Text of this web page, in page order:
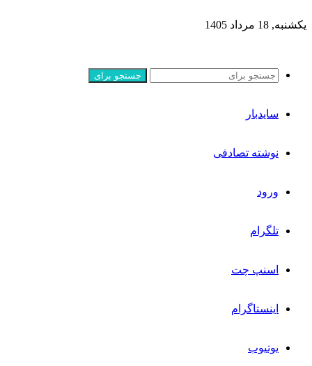
یکشنبه, 18 مرداد 1405
جستجو برای
سایدبار
نوشته تصادفی
ورود
تلگرام
اسنپ چت
اینستاگرام
یوتیوب